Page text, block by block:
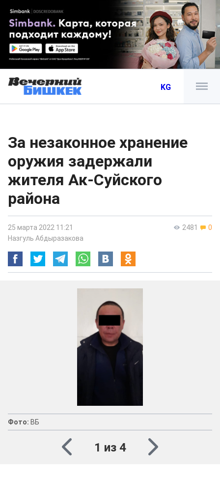
KG
За незаконное хранение
оружия задержали
жителя Ак-Суйского
района
2481 0
25 марта 2022 11:21
Назгуль Абдыразакова
Фото: ВБ
1 из 4